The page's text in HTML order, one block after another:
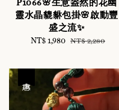
P1066🌸生意盎然的花幽
靈水晶貔貅包掛🌸啟動豐
盛之流✨
Sale
NT$ 1,980 Regular
NT$ 2,280